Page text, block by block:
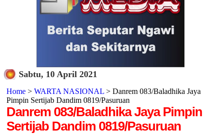
Sabtu, 10 April 2021
Home> WARTA NASIONAL> Danrem 083/Baladhika Jaya
Pimpin Sertijab Dandim 0819/Pasuruan
Danrem 083/Baladhika Jaya Pimpin
Sertijab Dandim 0819/Pasuruan